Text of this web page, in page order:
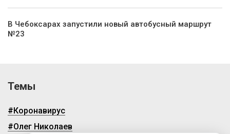
В Чебоксарах запустили новый автобусный маршрут
№23
Темы
#Коронавирус
#Олег Николаев